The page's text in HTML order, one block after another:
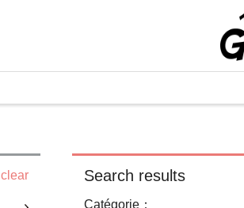
clear Search results
Catégorie：